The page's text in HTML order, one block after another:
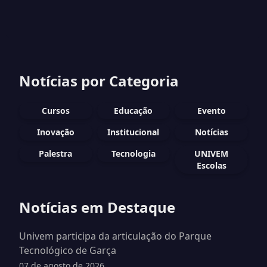
Notícias por Categoria
Cursos Educação
Evento
Inovação
Institucional
Notícias
Palestra
Tecnologia
UNIVEM
Escolas
Notícias em Destaque
Univem participa da articulação do Parque
Tecnológico de Garça